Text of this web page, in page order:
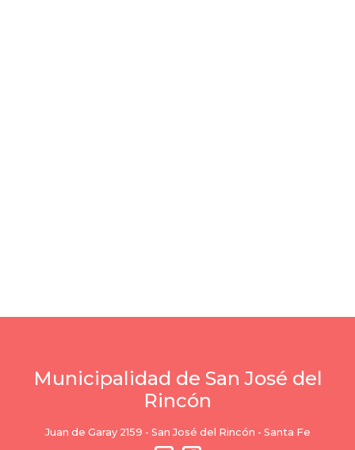
Municipalidad de San José del
Rincón
Juan de Garay 2159 - San José del Rincón - Santa Fe